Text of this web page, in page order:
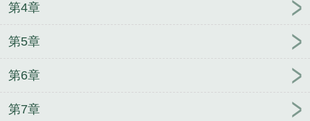
第4章
第5章
第6章
第7章